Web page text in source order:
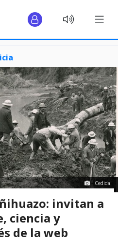
Cedida
invitan a
ciencia y
de la web